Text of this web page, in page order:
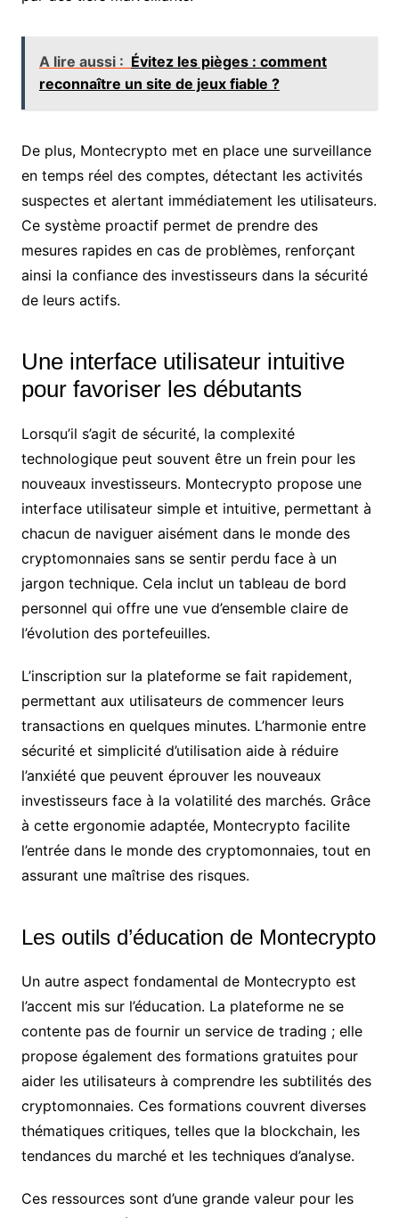
A lire aussi : Évitez les pièges : comment
reconnaître un site de jeux fiable ?
De plus, Montecrypto met en place une surveillance
en temps réel des comptes, détectant les activités
suspectes et alertant immédiatement les utilisateurs.
Ce système proactif permet de prendre des
mesures rapides en cas de problèmes, renforçant
ainsi la confiance des investisseurs dans la sécurité
de leurs actifs.
Une interface utilisateur intuitive
pour favoriser les débutants
Lorsqu’il s’agit de sécurité, la complexité
technologique peut souvent être un frein pour les
nouveaux investisseurs. Montecrypto propose une
interface utilisateur simple et intuitive, permettant à
chacun de naviguer aisément dans le monde des
cryptomonnaies sans se sentir perdu face à un
jargon technique. Cela inclut un tableau de bord
personnel qui offre une vue d’ensemble claire de
l’évolution des portefeuilles.
L’inscription sur la plateforme se fait rapidement,
permettant aux utilisateurs de commencer leurs
transactions en quelques minutes. L’harmonie entre
sécurité et simplicité d’utilisation aide à réduire
l’anxiété que peuvent éprouver les nouveaux
investisseurs face à la volatilité des marchés. Grâce
à cette ergonomie adaptée, Montecrypto facilite
l’entrée dans le monde des cryptomonnaies, tout en
assurant une maîtrise des risques.
Les outils d’éducation de Montecrypto
Un autre aspect fondamental de Montecrypto est
l’accent mis sur l’éducation. La plateforme ne se
contente pas de fournir un service de trading ; elle
propose également des formations gratuites pour
aider les utilisateurs à comprendre les subtilités des
cryptomonnaies. Ces formations couvrent diverses
thématiques critiques, telles que la blockchain, les
tendances du marché et les techniques d’analyse.
Ces ressources sont d’une grande valeur pour les